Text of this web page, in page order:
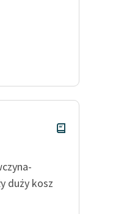
duży kosz